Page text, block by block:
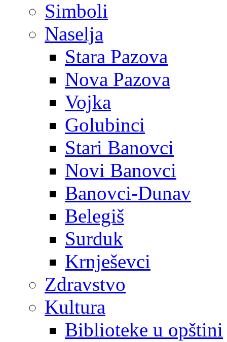
Simboli
Naselja
Stara Pazova
Nova Pazova
Vojka
Golubinci
Stari Banovci
Novi Banovci
Banovci-Dunav
Belegiš
Surduk
Krnješevci
Zdravstvo
Kultura
Biblioteke u opštini